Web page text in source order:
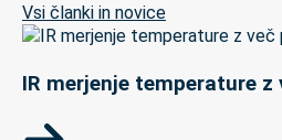
Vsi članki in novice
IR merjenje temperature z